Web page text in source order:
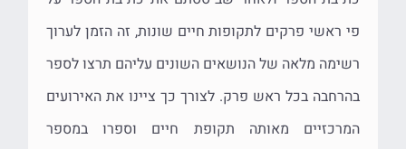
פי ראשי פרקים לתקופות חיים שונות, זה הזמן לערוך
רשימה מלאה של הנושאים השונים עליהם תרצו לספר
בהרחבה בכל ראש פרק. לצורך כך ציינו את האירועים
המרכזיים מאותה תקופת חיים וספרו במספר